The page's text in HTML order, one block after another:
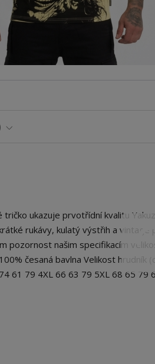
tričko ukazuje prvotřídní kvalitu
rukávy, kulatý výstřih a vintage
pozornost našim specifikacím
česaná bavlna Velikost hrudník
61 79 4XL 66 63 79 5XL 68 65 79